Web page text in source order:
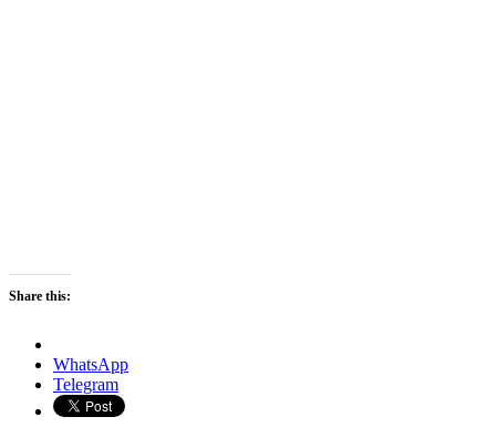
Share this:
WhatsApp
Telegram